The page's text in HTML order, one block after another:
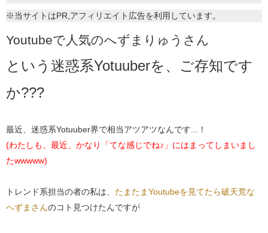
※当サイトはPR,アフィリエイト広告を利用しています。
Youtubeで人気のへずまりゅうさん
という迷惑系Yotuuberを、ご存知です
か???
最近、迷惑系Yotuuber界で相当アツアツなんです...！
(わたしも、最近、かなり「てな感じでね♪」にはまってしまいまし
たwwwww)
トレンド系担当の者の私は、 たまたまYoutubeを見てたら破天荒な
へずまさん のコト見つけたんですが